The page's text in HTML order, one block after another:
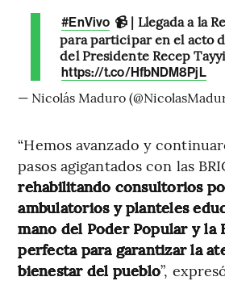
#EnVivo 📹 | Llegada a la
para participar en el acto
del Presidente Recep
https://t.co/HfbNDM8PjL
— Nicolás Maduro
“Hemos avanzado y
pasos agigantados con las
rehabilitando consultorios
ambulatorios y planteles
mano del Poder Popular y la
perfecta para garantizar la
bienestar del pueblo”,